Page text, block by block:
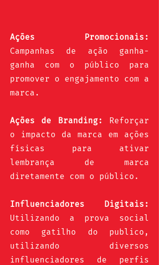
Ações Promocionais:
Campanhas de ação ganha-
ganha com o público para
promover o engajamento com a
marca.
Ações de Branding:
Reforçar
o impacto da marca em ações
físicas para ativar
lembrança de marca
diretamente com o público.
Influenciadores Digitais:
Utilizando a prova social
como gatilho do publico,
utilizando diversos
influenciadores de perfis